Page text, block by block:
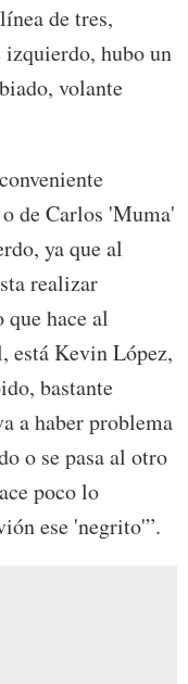
de tres,
izquierdo, hubo un
volante
de Carlos 'Muma'
ya que al
realizar
que hace al
está Kevin López,
bastante
a haber problema
o se pasa al otro
poco lo
ese 'negrito'”.